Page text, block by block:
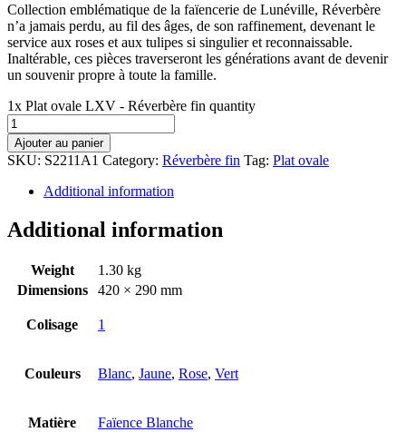
Collection emblématique de la faïencerie de Lunéville, Réverbère
n’a jamais perdu, au fil des âges, de son raffinement, devenant le
service aux roses et aux tulipes si singulier et reconnaissable.
Inaltérable, ces pièces traverseront les générations avant de devenir
un souvenir propre à toute la famille.
1x Plat ovale LXV - Réverbère fin quantity
Ajouter au panier
SKU: S2211A1 Category: Réverbère fin Tag: Plat ovale
Additional information
Additional information
Weight
1.30 kg
Dimensions
420 × 290 mm
Colisage 1
Couleurs Blanc, Jaune, Rose, Vert
Matière Faïence Blanche